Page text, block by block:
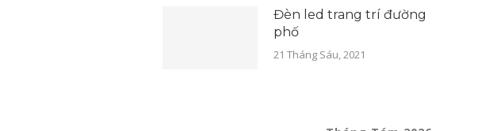
Đèn led trang trí đường
phố
21 Tháng Sáu, 2021